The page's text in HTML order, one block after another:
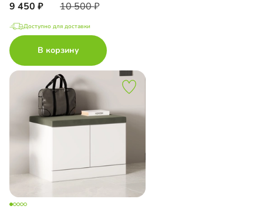
9 450 10 500
Доступно для доставки
В корзину